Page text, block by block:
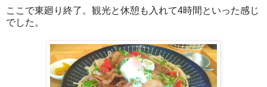
ここで東廻り終了。観光と休憩も入れて4時間といった感じ
でした。